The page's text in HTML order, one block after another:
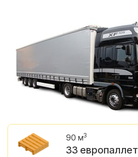
90 м3
33 европаллет